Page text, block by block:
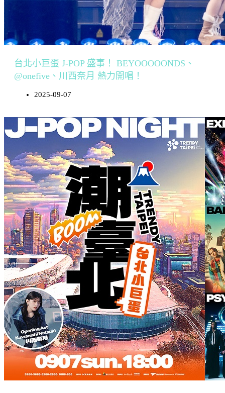
台北小巨蛋 J-POP 盛事！ BEYOOOOONDS、
@onefive、川西奈月 熱力開唱！
2025-09-07